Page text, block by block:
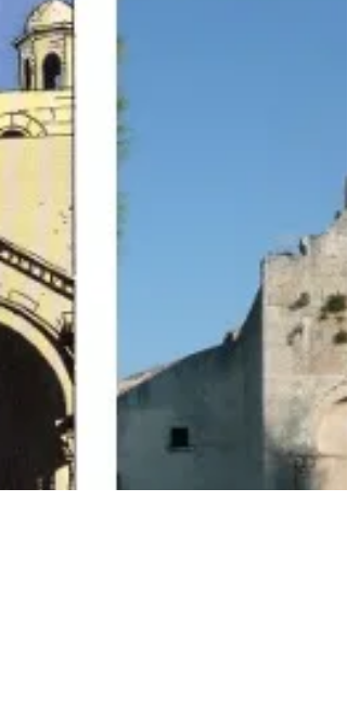
4 feb 2021
27 ║ Ascoli Piceno
Spechten, travertijn en feesten